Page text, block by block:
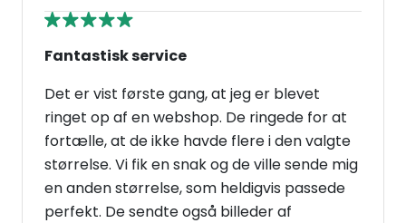
Fantastisk service
Det er vist første gang, at jeg er blevet
ringet op af en webshop. De ringede for at
fortælle, at de ikke havde flere i den valgte
størrelse. Vi fik en snak og de ville sende mig
en anden størrelse, som heldigvis passede
perfekt. De sendte også billeder af